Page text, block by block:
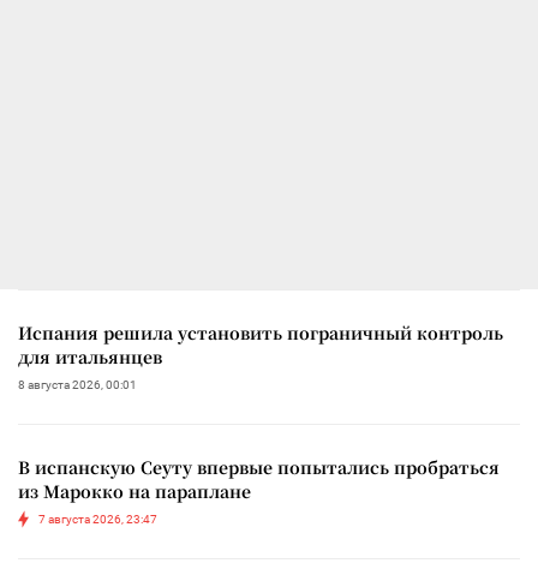
Испания решила установить пограничный контроль
для итальянцев
8 августа 2026, 00:01
В испанскую Сеуту впервые попытались пробраться
из Марокко на параплане
7 августа 2026, 23:47